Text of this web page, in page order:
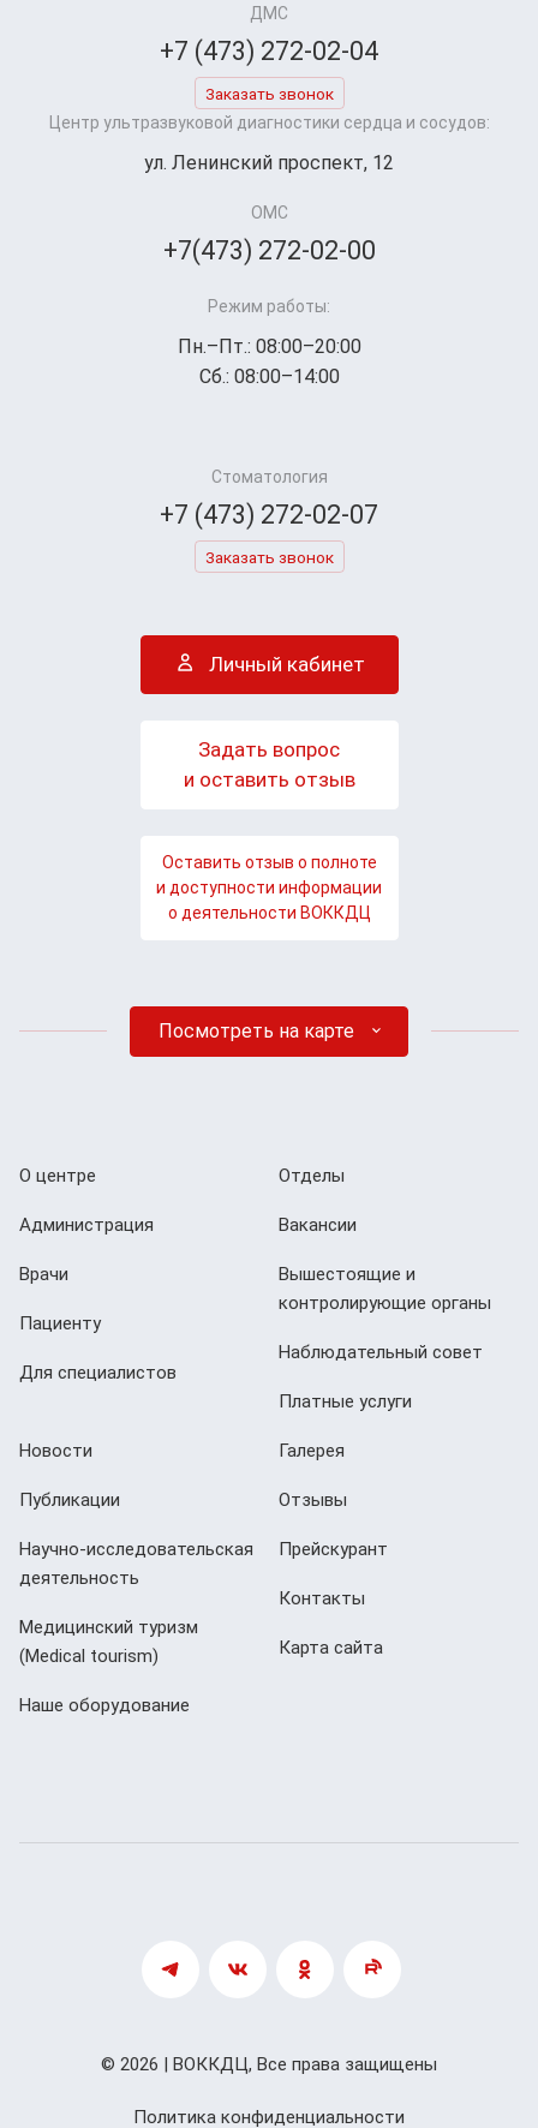
ДМС
+7 (473) 272-02-04
Заказать звонок
Центр ультразвуковой диагностики сердца и сосудов:
ул. Ленинский проспект, 12
ОМС
+7(473) 272-02-00
Режим работы:
Пн.–Пт.: 08:00–20:00
Сб.: 08:00–14:00
Стоматология
+7 (473) 272-02-07
Заказать звонок
Личный кабинет
Задать вопрос
и оставить отзыв
Оставить отзыв о полноте
и доступности информации
о деятельности ВОККДЦ
Посмотреть на карте
О центре
Администрация
Врачи
Пациенту
Для специалистов
Отделы
Вакансии
Вышестоящие и
контролирующие органы
Наблюдательный совет
Платные услуги
Новости
Публикации
Научно-исследовательская
деятельность
Медицинский туризм
(Мedical tourism)
Наше оборудование
Галерея
Отзывы
Прейскурант
Контакты
Карта сайта
Политика конфиденциальности
© 2026 | ВОККДЦ, Все права защищены